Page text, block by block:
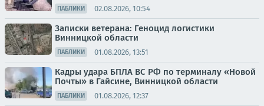
ПАБЛИКИ 02.08.2026, 10:54
Записки ветерана: Геноцид логистики
Винницкой области
ПАБЛИКИ 01.08.2026, 13:51
Кадры удара БПЛА ВС РФ по терминалу «Новой
Почты» в Гайсине, Винницкой области
ПАБЛИКИ 01.08.2026, 12:37